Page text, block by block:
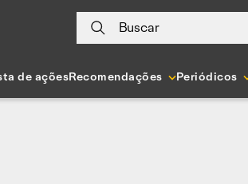
Buscar
de açõesRecomendações Periódicos